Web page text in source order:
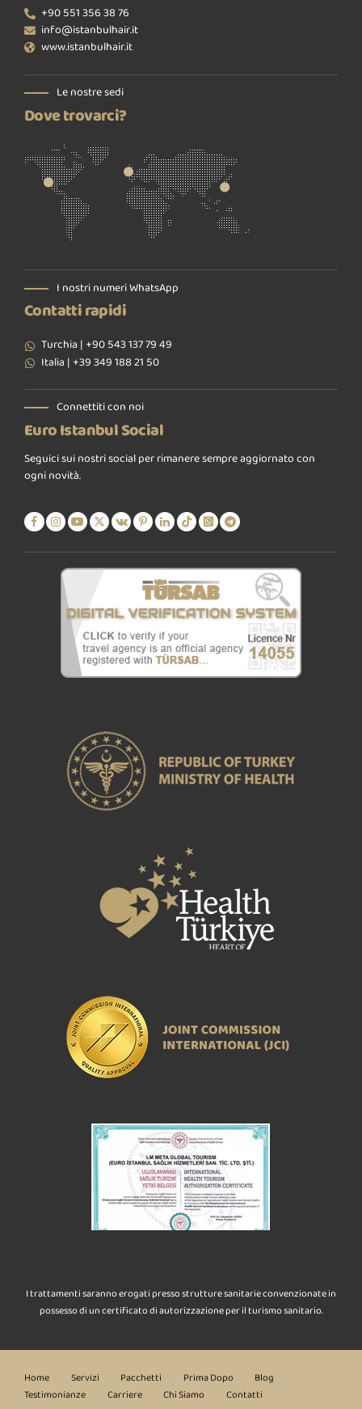
+90 551 356 38 76
info@istanbulhair.it
www.istanbulhair.it
Le nostre sedi
Dove trovarci?
I nostri numeri WhatsApp
Contatti rapidi
Turchia | +90 543 137 79 49
Italia | +39 349 188 21 50
Connettiti con noi
Euro Istanbul Social
Seguici sui nostri social per rimanere sempre aggiornato con
ogni novità.
I trattamenti saranno erogati presso strutture sanitarie convenzionate in
possesso di un certificato di autorizzazione per il turismo sanitario.
Home Servizi Pacchetti Prima Dopo
Blog
Testimonianze
Carriere Chi Siamo Contatti